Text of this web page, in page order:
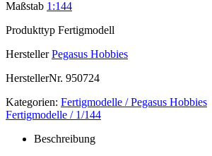
Maßstab 1:144
Produkttyp Fertigmodell
Hersteller Pegasus Hobbies
HerstellerNr. 950724
Kategorien: Fertigmodelle / Pegasus Hobbies
Fertigmodelle / 1/144
Beschreibung